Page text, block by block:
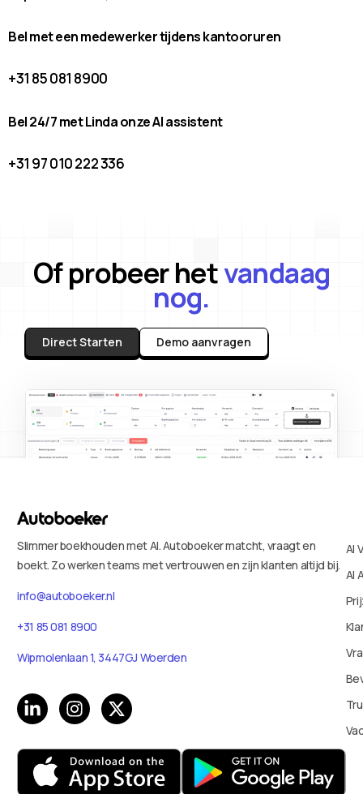
Bel met een medewerker tijdens kantooruren
+31 85 081 8900
Bel 24/7 met Linda onze AI assistent
+31 97 010 222 336
Of probeer hetvandaag
nog.
Direct Starten Demo aanvragen
Slimmer boekhouden met AI. Autoboeker matcht, vraagt en
boekt. Zo werken teams met vertrouwen en zijn klanten altijd bij.
info@autoboeker.nl
+31 85 081 8900
Wipmolenlaan 1, 3447GJ Woerden
AI
AI